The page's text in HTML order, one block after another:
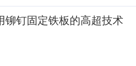
铆钉固定铁板的高超技术